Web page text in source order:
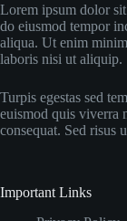
Lorem ipsum dolor
do eiusmod tempor
aliqua. Ut enim
laboris nisi ut aliquip.
Turpis egestas sed
euismod quis viverra
consequat. Sed risus
Important Links